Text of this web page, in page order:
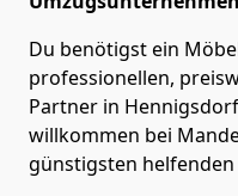
Du benötigst ein
professionellen,
Partner in
willkommen bei
günstigsten